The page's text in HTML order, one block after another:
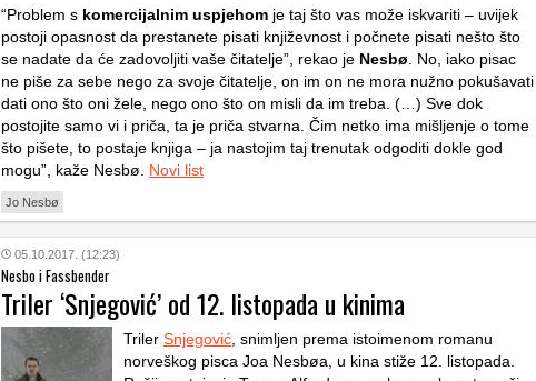
“Problem s komercijalnim uspjehom je taj što vas može iskvariti – uvijek
postoji opasnost da prestanete pisati književnost i počnete pisati nešto što
se nadate da će zadovoljiti vaše čitatelje”, rekao je Nesbø . No, iako pisac
ne piše za sebe nego za svoje čitatelje, on im on ne mora nužno pokušavati
dati ono što oni žele, nego ono što on misli da im treba. (…) Sve dok
postojite samo vi i priča, ta je priča stvarna. Čim netko ima mišljenje o tome
što pišete, to postaje knjiga – ja nastojim taj trenutak odgoditi dokle god
mogu”, kaže Nesbø. Novi list
Jo Nesbø
05.10.2017. (12:23)
Nesbo i Fassbender
Triler ‘Snjegović’ od 12. listopada u kinima
Triler Snjegović , snimljen prema istoimenom romanu
norveškog pisca Joa Nesbøa, u kina stiže 12. listopada.